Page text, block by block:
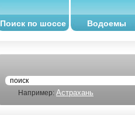
Поиск по шоссе Водоемы
Например: Астрахань